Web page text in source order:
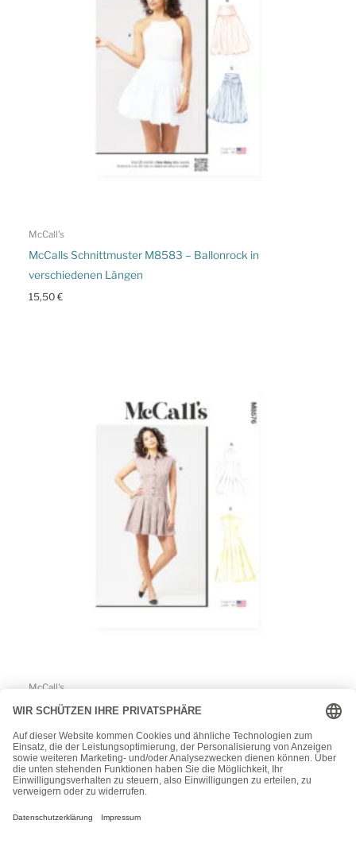
McCall's
McCalls Schnittmuster M8583 – Ballonrock in
verschiedenen Längen
15,50€
McCall's
McCalls Schnittmuster M8576 – geknöpftes Kleid mit
15,50€
3